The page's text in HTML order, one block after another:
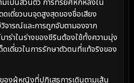
มเป็นส่วนตัว การทรยศหักหลังใน
ดเดี่ยวบนจุดสูงสุดของชื่อเสียง
จารณ์และการถูกจับตามองจาก
ร่าในร่างของชีรินต้องใช้ทั้งความมุ่ง
ดเดี่ยวในการรักษาตัวตนที่แท้จริงของ
องผู้หญิงที่ปฏิเสธการเดินตามเส้น